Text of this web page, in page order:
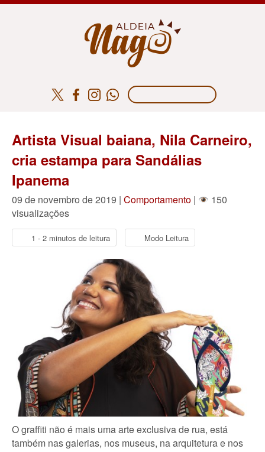
Artista Visual baiana, Nila Carneiro,
cria estampa para Sandálias
Ipanema
09 de novembro de 2019 | Comportamento |
150
visualizações
1 - 2 minutos de leitura Modo Leitura
O graffiti não é mais uma arte exclusiva de rua, está
também nas galerias, nos museus, na arquitetura e nos